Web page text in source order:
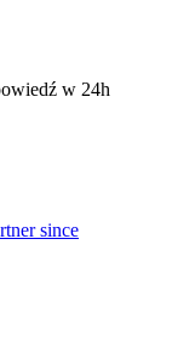
w 24h
since